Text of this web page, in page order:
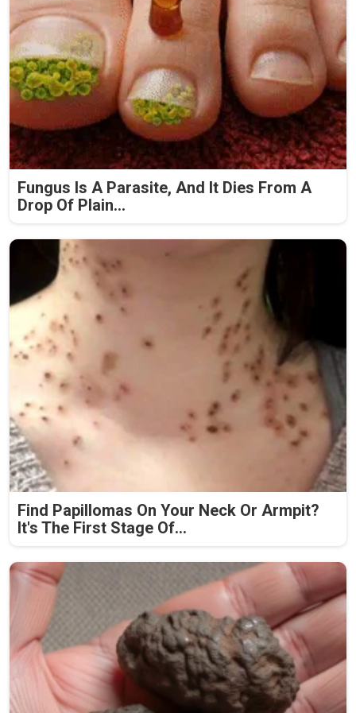
Fungus Is A Parasite, And It Dies From A
Drop Of Plain...
Find Papillomas On Your Neck Or Armpit?
It's The First Stage Of...